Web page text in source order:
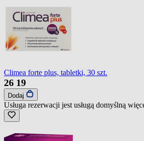
Climea forte plus, tabletki, 30 szt.
26 19
Dodaj
Usługa rezerwacji jest usługą domyślną